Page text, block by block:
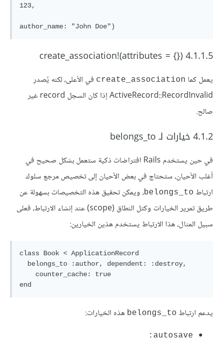
123,
4.1.1.5 ({} = create_association!(attributes
يعمل كما create_association في الأعلى، لكنه يُصدر
ActiveRecord::RecordInvalid إذا كان السجل record غير
صالح.
4.1.2 خيارات لـ belongs_to
في حين يستخدم Rails افتراضات ذكية ستعمل بشكل صحيح في
أغلب الأحيان، ستحتاج في بعض الأحيان إلى تخصيص مرجع سلوك
ارتباط belongs_to، ويمكن تحقيق هذه التخصيصات بسهولة عن
طريق تمرير الخيارات وكتل النطاق (scope) عند إنشاء الارتباط، فعلى
سبيل المثال، هذا الارتباط يستخدم هذين الخيارين:
class Book < ApplicationRecord
يدعم ارتباط belongs_to هذه الخيارات:
autosave: